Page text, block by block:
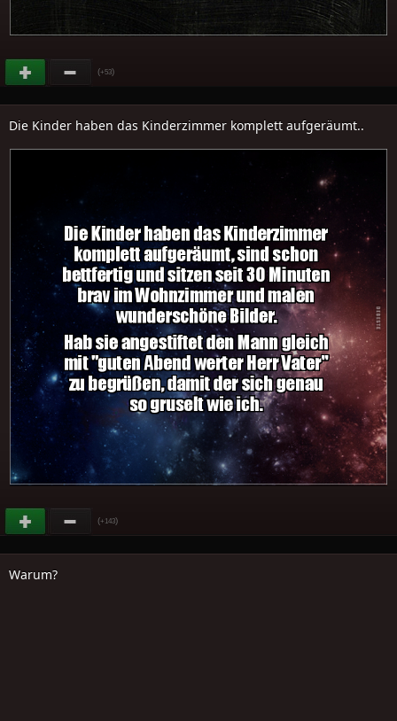
(+53)
Die Kinder haben das Kinderzimmer komplett aufgeräumt..
(+143)
Warum?